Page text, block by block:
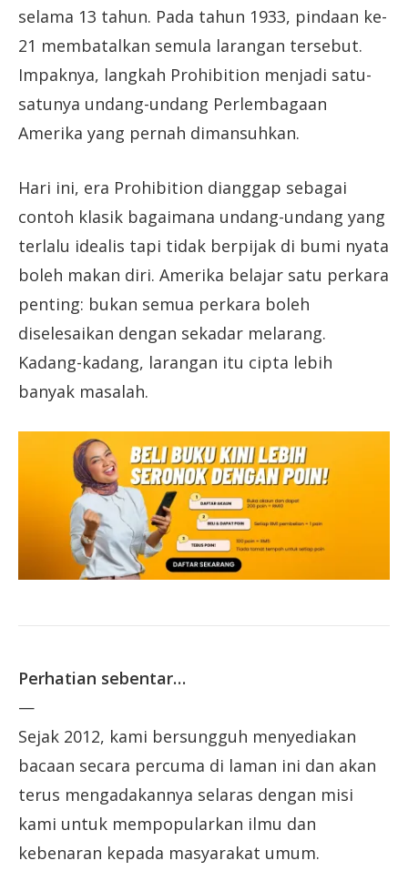
selama 13 tahun. Pada tahun 1933, pindaan ke-
21 membatalkan semula larangan tersebut.
Impaknya, langkah Prohibition menjadi satu-
satunya undang-undang Perlembagaan
Amerika yang pernah dimansuhkan.
Hari ini, era Prohibition dianggap sebagai
contoh klasik bagaimana undang-undang yang
terlalu idealis tapi tidak berpijak di bumi nyata
boleh makan diri. Amerika belajar satu perkara
penting: bukan semua perkara boleh
diselesaikan dengan sekadar melarang.
Kadang-kadang, larangan itu cipta lebih
banyak masalah.
Perhatian sebentar…
—
Sejak 2012, kami bersungguh menyediakan
bacaan secara percuma di laman ini dan akan
terus mengadakannya selaras dengan misi
kami untuk mempopularkan ilmu dan
kebenaran kepada masyarakat umum.